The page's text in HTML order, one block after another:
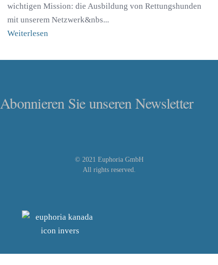
wichtigen Mission: die Ausbildung von Rettungshunden
mit unserem Netzwerk&nbs...
Weiterlesen
Abonnieren Sie unseren Newsletter
© 2021 Euphoria GmbH
All rights reserved.